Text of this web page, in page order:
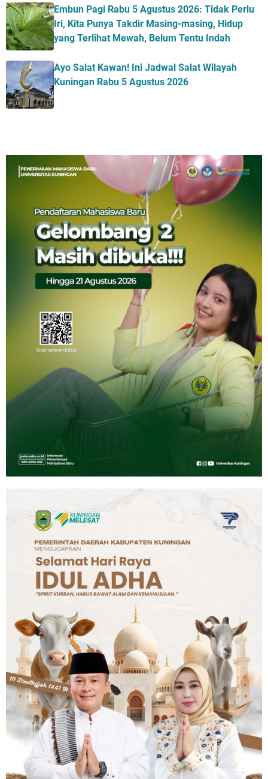
Embun Pagi Rabu 5 Agustus 2026: Tidak Perlu
Iri, Kita Punya Takdir Masing-masing, Hidup
yang Terlihat Mewah, Belum Tentu Indah
Ayo Salat Kawan! Ini Jadwal Salat Wilayah
Kuningan Rabu 5 Agustus 2026